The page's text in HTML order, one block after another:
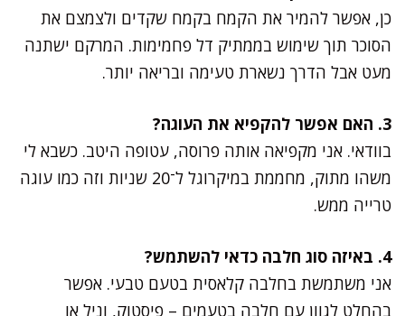
כן, אפשר להמיר את הקמח בקמח שקדים ולצמצם את
הסוכר תוך שימוש בממתיק דל פחמימות. המרקם ישתנה
מעט אבל הדרך נשארת טעימה ובריאה יותר.
3. האם אפשר להקפיא את העוגה?
בוודאי. אני מקפיאה אותה פרוסה, עטופה היטב. כשבא לי
משהו מתוק, מחממת במיקרוגל ל־20 שניות וזה כמו עוגה
טרייה ממש.
4. באיזה סוג חלבה כדאי להשתמש?
אני משתמשת בחלבה קלאסית בטעם טבעי. אפשר
בהחלט לגוון עם חלבה בטעמים – פיסטוק, וניל או